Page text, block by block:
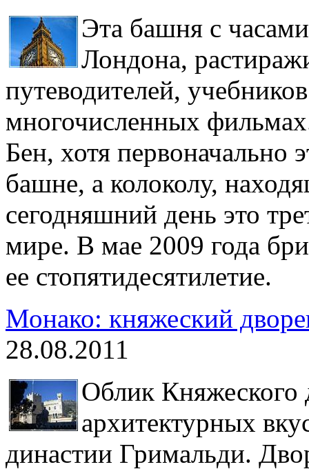
Эта башня с
Лондона,
путеводителей,
многочисленных
Бен, хотя первоначально
башне, а колоколу,
сегодняшний день это
мире. В мае 2009 года
ее стопятидесятилетие.
Монако: княжеский
28.08.2011
Облик Княжеского
архитектурных
династии Гримальди.